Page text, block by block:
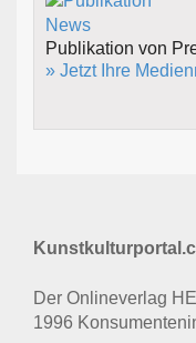
Publikation von
» Jetzt Ihre
Der Onlineverlag
1996